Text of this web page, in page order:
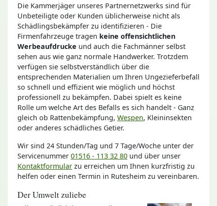
Die Kammerjäger unseres Partnernetzwerks sind für
Unbeteiligte oder Kunden üblicherweise nicht als
Schädlingsbekämpfer zu identifizieren - Die
Firmenfahrzeuge tragen keine offensichtlichen
Werbeaufdrucke und auch die Fachmänner selbst
sehen aus wie ganz normale Handwerker. Trotzdem
verfügen sie selbstverständlich über die
entsprechenden Materialien um Ihren Ungezieferbefall
so schnell und effizient wie möglich und höchst
professionell zu bekämpfen. Dabei spielt es keine
Rolle um welche Art des Befalls es sich handelt - Ganz
gleich ob Rattenbekämpfung, Wespen, Kleininsekten
oder anderes schädliches Getier.
Wir sind 24 Stunden/Tag und 7 Tage/Woche unter der
Servicenummer 01516 - 113 32 80 und über unser
Kontaktformular zu erreichen um Ihnen kurzfristig zu
helfen oder einen Termin in Rutesheim zu vereinbaren.
Der Umwelt zuliebe